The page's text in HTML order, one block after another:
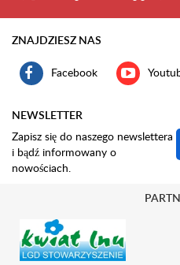
ZNAJDZIESZ NAS
Facebook
NEWSLETTER
Zapisz się do naszego newslettera
i bądź informowany o
nowościach.